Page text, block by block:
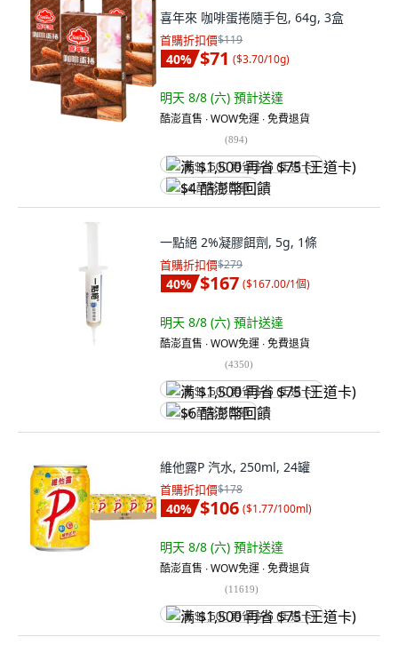
喜年來 咖啡蛋捲隨手包, 64g, 3盒
首購折扣價$119
40% $71 ($3.70/10g)
明天 8/8 (六) 預計送達
酷澎直售 ∙ WOW免運 ∙ 免費退貨
(894)
满 $1,500 再省 $75 (王道卡)
$4 酷澎幣回饋
一點絕 2%凝膠餌劑, 5g, 1條
首購折扣價$279
40% $167 ($167.00/1個)
明天 8/8 (六) 預計送達
酷澎直售 ∙ WOW免運 ∙ 免費退貨
(4350)
满 $1,500 再省 $75 (王道卡)
$6 酷澎幣回饋
維他露P 汽水, 250ml, 24罐
首購折扣價$178
40% $106 ($1.77/100ml)
明天 8/8 (六) 預計送達
酷澎直售 ∙ WOW免運 ∙ 免費退貨
(11619)
满 $1,500 再省 $75 (王道卡)